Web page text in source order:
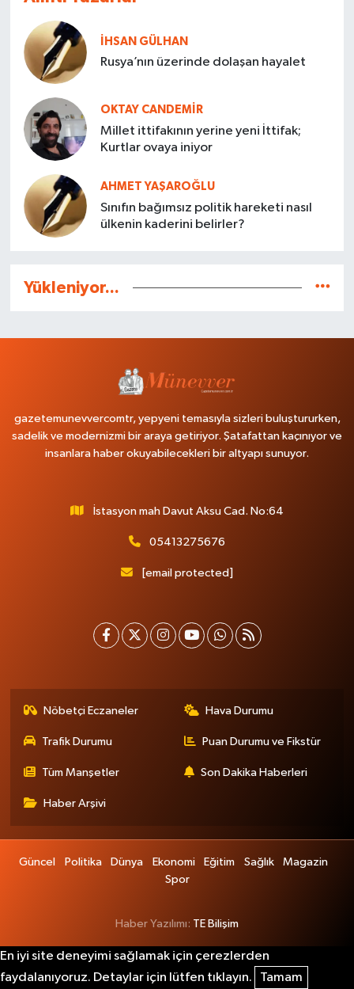
İHSAN GÜLHAN
Rusya’nın üzerinde dolaşan hayalet
OKTAY CANDEMIR
Millet ittifakının yerine yeni İttifak;
Kurtlar ovaya iniyor
AHMET YAŞAROĞLU
Sınıfın bağımsız politik hareketi nasıl
ülkenin kaderini belirler?
Yükleniyor...
gazetemunevvercomtr, yepyeni temasıyla sizleri buluştururken,
sadelik ve modernizmi bir araya getiriyor. Şatafattan kaçınıyor ve
insanlara haber okuyabilecekleri bir altyapı sunuyor.
İstasyon mah Davut Aksu Cad. No:64
05413275676
[email protected]
Nöbetçi Eczaneler Hava Durumu
Trafik Durumu Puan Durumu ve Fikstür
Tüm Manşetler Son Dakika Haberleri
Haber Arşivi
Güncel Politika Dünya Ekonomi Eğitim Sağlık
Magazin
Spor
Haber Yazılımı: TE Bilişim
En iyi site deneyimi sağlamak için çerezlerden
faydalanıyoruz. Detaylar için lütfen tıklayın.
Tamam